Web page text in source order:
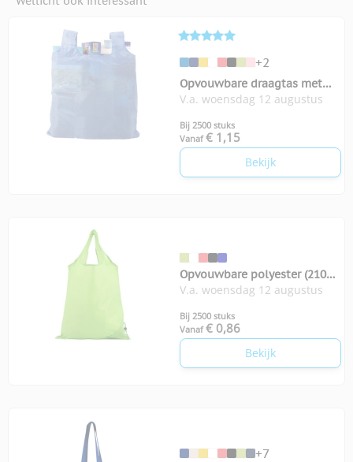
+2
Opvouwbare draagtas met
karabijnhaakje
V.a. woensdag 12 augustus
Bij 2500 stuks
Vanaf € 1,15
Bekijk
Opvouwbare polyester (210D)
boodschappentas
V.a. woensdag 12 augustus
Bij 2500 stuks
Vanaf € 0,86
Bekijk
+7